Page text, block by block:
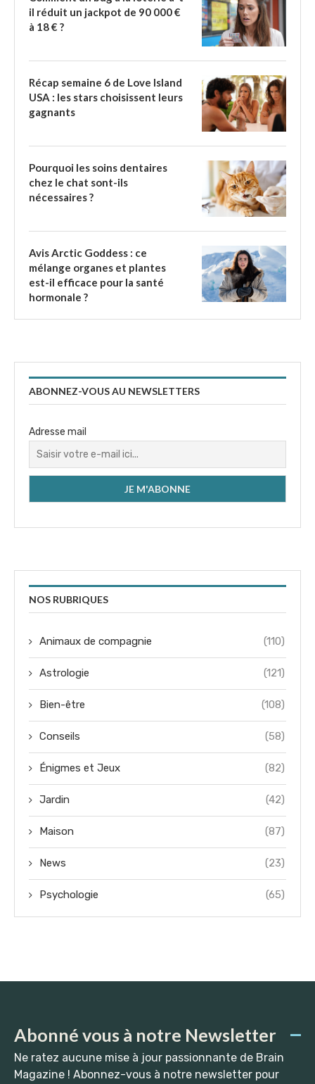
il réduit un jackpot de 90 000 €
à 18 € ?
Récap semaine 6 de Love Island
USA : les stars choisissent leurs
gagnants
Pourquoi les soins dentaires
chez le chat sont-ils
nécessaires ?
Avis Arctic Goddess : ce
mélange organes et plantes
est-il efficace pour la santé
hormonale ?
ABONNEZ-VOUS AU NEWSLETTERS
Adresse mail
NOS RUBRIQUES
Animaux de compagnie (110)
Astrologie (121)
Bien-être (108)
Conseils (58)
Énigmes et Jeux (82)
Jardin (42)
Maison (87)
News (23)
Psychologie (65)
Abonné vous à notre Newsletter
Ne ratez aucune mise à jour passionnante de Brain
Magazine ! Abonnez-vous à notre newsletter pour